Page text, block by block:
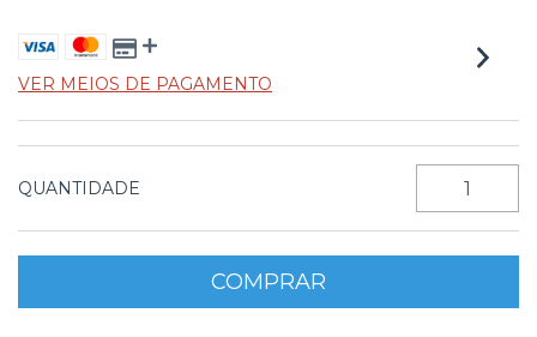
VER MEIOS DE PAGAMENTO
QUANTIDADE